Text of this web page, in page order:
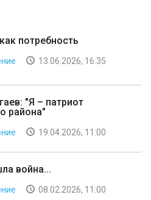
потребность
13.06.2026, 16:35
"Я – патриот
района"
19.04.2026, 11:00
война...
08.02.2026, 11:00